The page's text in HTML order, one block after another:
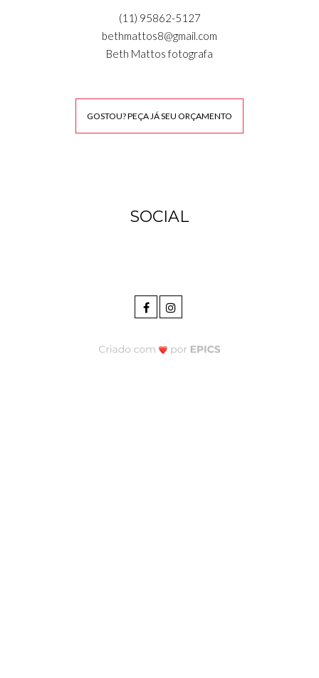
(11) 95862-5127
bethmattos8@gmail.com
Beth Mattos fotografa
GOSTOU? PEÇA JÁ SEU ORÇAMENTO
SOCIAL